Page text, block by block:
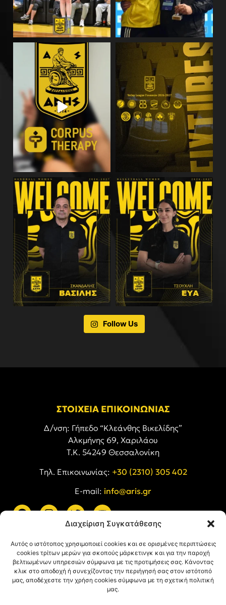
Διαχείριση Συγκατάθεσης
Αυτός ο ιστότοπος χρησιμοποιεί cookies και σε ορισμένες περιπτώσεις
cookies τρίτων μερών για σκοπούς μάρκετινγκ και για την παροχή
βελτιωμένων υπηρεσιών σύμφωνα με τις προτιμήσεις σας. Κάνοντας
κλικ στο αποδοχή ή συνεχίζοντας την περιήγησή σας στον ιστότοπό
μας, αποδέχεστε την χρήση cookies σύμφωνα με τη σχετική πολιτική
μας.
Follow Us
ΣΤΟΙΧΕΙΑ ΕΠΙΚΟΙΝΩΝΙΑΣ
Δ/νση: Γήπεδο “Κλεάνθης Βικελίδης”
Αλκμήνης 69, Χαριλάου
Τ.Κ. 54249 Θεσσαλονίκη
Tηλ. Επικοινωνίας: +30 (2310) 305 402
E-mail: info@aris.gr